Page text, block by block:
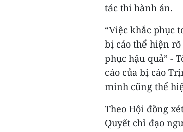
tác thi hành án.
“Việc khắc phục
bị cáo thể hiện
phục hậu quả” -
cáo của bị cáo
minh cũng thể
Theo Hội đồng
Quyết chỉ đạo